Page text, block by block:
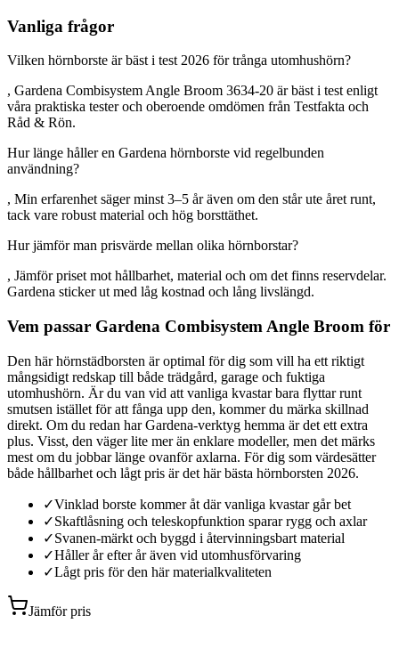
Vanliga frågor
Vilken hörnborste är bäst i test 2026 för trånga utomhushörn?
, Gardena Combisystem Angle Broom 3634-20 är bäst i test enligt
våra praktiska tester och oberoende omdömen från Testfakta och
Råd & Rön.
Hur länge håller en Gardena hörnborste vid regelbunden
användning?
, Min erfarenhet säger minst 3–5 år även om den står ute året runt,
tack vare robust material och hög borsttäthet.
Hur jämför man prisvärde mellan olika hörnborstar?
, Jämför priset mot hållbarhet, material och om det finns reservdelar.
Gardena sticker ut med låg kostnad och lång livslängd.
Vem passar Gardena Combisystem Angle Broom för
Den här hörnstädborsten är optimal för dig som vill ha ett riktigt
mångsidigt redskap till både trädgård, garage och fuktiga
utomhushörn. Är du van vid att vanliga kvastar bara flyttar runt
smutsen istället för att fånga upp den, kommer du märka skillnad
direkt. Om du redan har Gardena-verktyg hemma är det ett extra
plus. Visst, den väger lite mer än enklare modeller, men det märks
mest om du jobbar länge ovanför axlarna. För dig som värdesätter
både hållbarhet och lågt pris är det här bästa hörnborsten 2026.
✓Vinklad borste kommer åt där vanliga kvastar går bet
✓Skaftlåsning och teleskopfunktion sparar rygg och axlar
✓Svanen-märkt och byggd i återvinningsbart material
✓Håller år efter år även vid utomhusförvaring
✓Lågt pris för den här materialkvaliteten
Jämför pris